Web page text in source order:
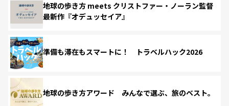
地球の歩き方 meets クリストファー・ノーラン監督
最新作『オデュッセイア』
準備も滞在もスマートに！ トラベルハック2026
地球の歩き方アワード みんなで選ぶ、旅のベスト。